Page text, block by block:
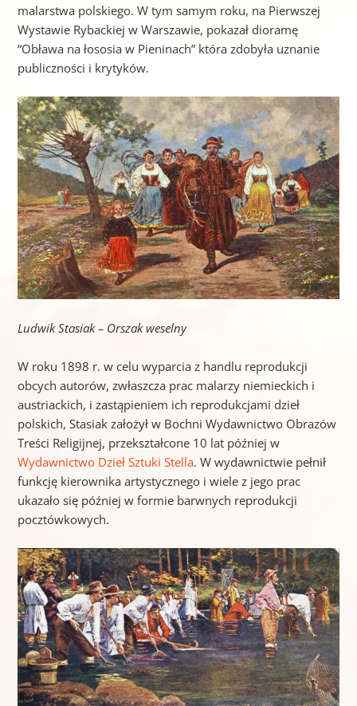
malarstwa polskiego. W tym samym roku, na Pierwszej
Wystawie Rybackiej w Warszawie, pokazał dioramę
“Obława na łososia w Pieninach” która zdobyła uznanie
publiczności i krytyków.
Ludwik Stasiak – Orszak weselny
W roku 1898 r. w celu wyparcia z handlu reprodukcji
obcych autorów, zwłaszcza prac malarzy niemieckich i
austriackich, i zastąpieniem ich reprodukcjami dzieł
polskich, Stasiak założył w Bochni Wydawnictwo Obrazów
Treści Religijnej, przekształcone 10 lat później w
Wydawnictwo Dzieł Sztuki Stella. W wydawnictwie pełnił
funkcję kierownika artystycznego i wiele z jego prac
ukazało się później w formie barwnych reprodukcji
pocztówkowych.